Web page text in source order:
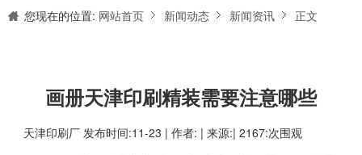
联系我们
您现在的位置: 网站首页 新闻动态 新闻资讯 正文
画册天津印刷精装需要注意哪些
天津印刷厂 发布时间:11-23 | 作者: | 来源:| 2167:次围观